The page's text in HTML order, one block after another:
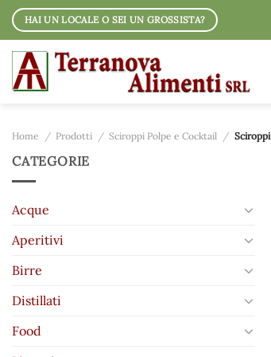
Salta
contenuti
HAI UN LOCALE O SEI UN GROSSISTA?
Home / Prodotti / Sciroppi Polpe e Cocktail / Sciroppi
CATEGORIE
Acque
Aperitivi
Birre
Distillati
Food